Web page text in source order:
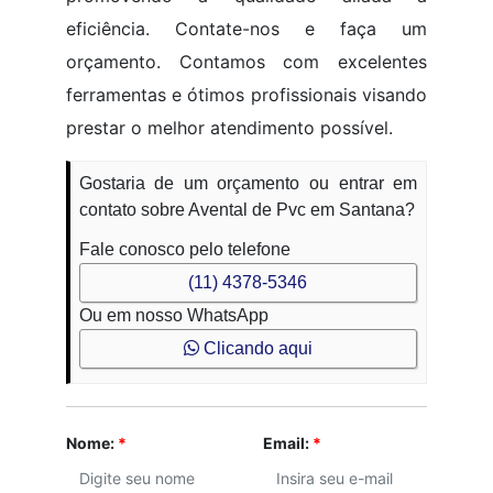
eficiência. Contate-nos e faça um
orçamento. Contamos com excelentes
ferramentas e ótimos profissionais visando
prestar o melhor atendimento possível.
Gostaria de um orçamento ou entrar em
contato sobre Avental de Pvc em Santana?
Fale conosco pelo telefone
(11) 4378-5346
Ou em nosso WhatsApp
Clicando aqui
Nome: * Email: *